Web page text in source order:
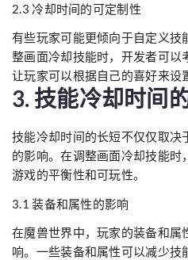
2.3 冷却时间的可定制性
有些玩家可能更倾向于自定义技
整画面冷却技能时，开发者可以
让玩家可以根据自己的喜好来设
3. 技能冷却时间
技能冷却时间的长短不仅仅取决
的影响。在调整画面冷却技能
游戏的平衡性和可玩性。
3.1 装备和属性的影响
在魔兽世界中，玩家的装备和属
响。一些装备和属性可以减少